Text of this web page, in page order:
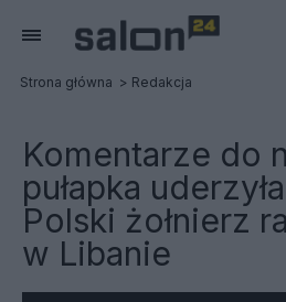
Strona główna Redakcja
Komentarze do
pułapka
Polski żołnierz
w Libanie